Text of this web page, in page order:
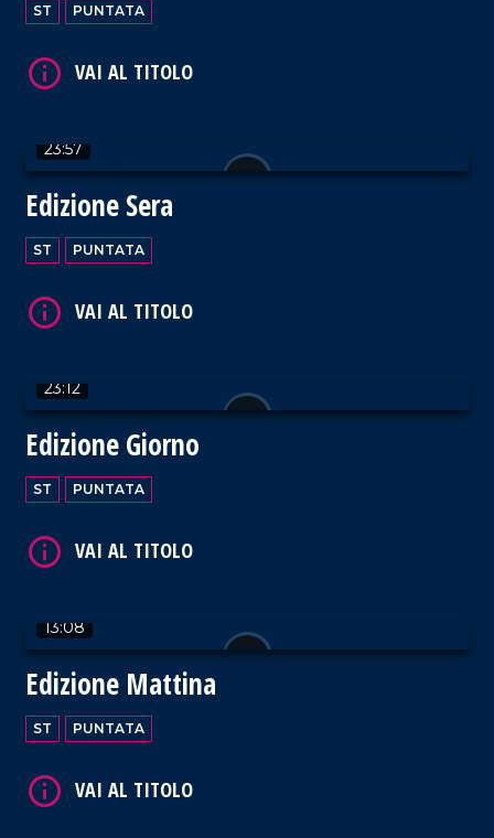
ST PUNTATA
23:57
Edizione Sera
ST PUNTATA
23:12
Edizione Giorno
ST PUNTATA
13:08
Edizione Mattina
ST PUNTATA